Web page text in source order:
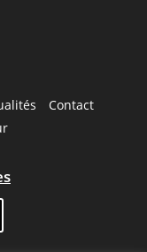
Contact